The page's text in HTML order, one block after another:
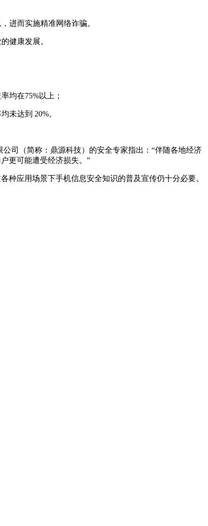
进而实施精准网络诈骗。
健康发展。
均在75%以上；
未达到 20%。
司（简称：鼎源科技）的安全专家指出：“伴随各地经济
更可能遭受经济损失。”
种应用场景下手机信息安全知识的普及宣传仍十分必要。